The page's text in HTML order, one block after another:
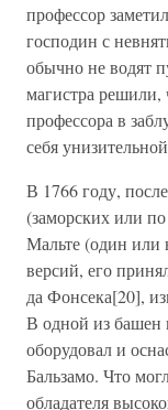
профессор
господин с
обычно не водят
магистра решили,
профессора в
себя
В 1766 году,
(заморских или
Мальте (один или
версий, его
да Фонсека[20],
В одной из башен
оборудовал и
Бальзамо. Что
обладателя